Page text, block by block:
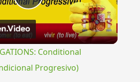
Play
Video
Conditional
Progresivo)